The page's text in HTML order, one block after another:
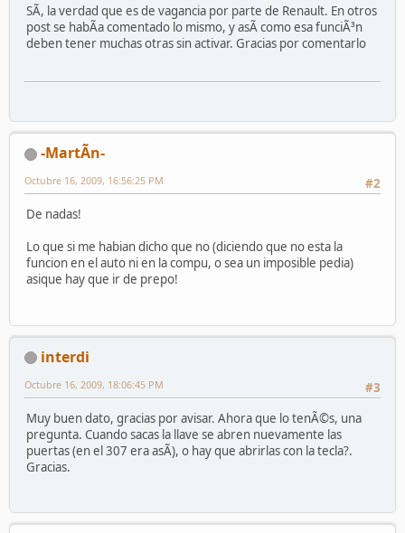
SÃ­, la verdad que es de vagancia por parte de Renault. En otros
post se habÃ­a comentado lo mismo, y asÃ­ como esa funciÃ³n
deben tener muchas otras sin activar. Gracias por comentarlo
-MartÃ­n-
#2
Octubre 16, 2009, 16:56:25 PM
De nadas!
Lo que si me habian dicho que no (diciendo que no esta la
funcion en el auto ni en la compu, o sea un imposible pedia)
asique hay que ir de prepo!
interdi
#3
Octubre 16, 2009, 18:06:45 PM
Muy buen dato, gracias por avisar. Ahora que lo tenÃ©s, una
pregunta. Cuando sacas la llave se abren nuevamente las
puertas (en el 307 era asÃ­), o hay que abrirlas con la tecla?.
Gracias.